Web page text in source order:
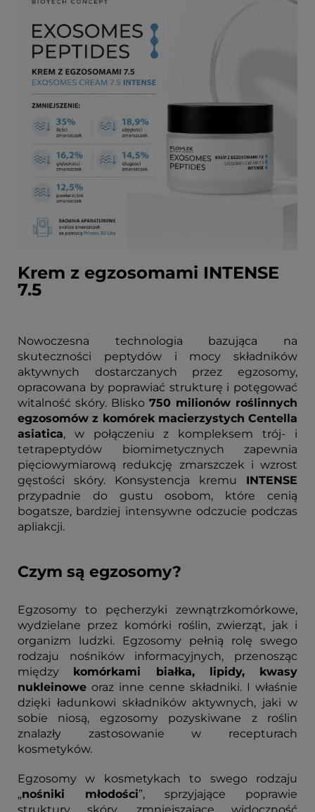
Krem z egzosomami INTENSE
7.5
Nowoczesna technologia bazująca na
skuteczności peptydów i mocy składników
aktywnych dostarczanych przez egzosomy,
opracowana by poprawiać strukturę i potęgować
witalność skóry. Blisko 750 milionów roślinnych
egzosomów z komórek macierzystych Centella
asiatica, w połączeniu z kompleksem trój- i
tetrapeptydów biomimetycznych zapewnia
pięciowymiarową redukcję zmarszczek i wzrost
gęstości skóry. Konsystencja kremu INTENSE
przypadnie do gustu osobom, które cenią
bogatsze, bardziej intensywne odczucie podczas
apliakcji.
Czym są egzosomy?
Egzosomy to pęcherzyki zewnątrzkomórkowe,
wydzielane przez komórki roślin, zwierząt, jak i
organizm ludzki. Egzosomy pełnią rolę swego
rodzaju nośników informacyjnych, przenosząc
między komórkami białka, lipidy, kwasy
nukleinowe oraz inne cenne składniki. I właśnie
dzięki ładunkowi składników aktywnych, jaki w
sobie niosą, egzosomy pozyskiwane z roślin
znalazły zastosowanie w recepturach
kosmetyków.
Egzosomy w kosmetykach to swego rodzaju
„nośniki młodości”, sprzyjające poprawie